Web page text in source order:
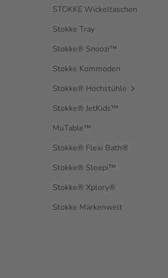
STOKKE Wickeltaschen
Stokke Tray
Stokke® Snoozi™
Stokke Kommoden
Stokke® Hochstühle
Stokke® JetKids™
MuTable™
Stokke® Flexi Bath®
Stokke® Sleepi™
Stokke® Xplory®
Stokke Markenwelt